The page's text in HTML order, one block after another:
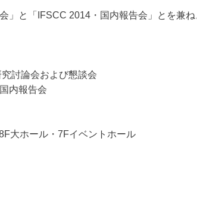
」と「IFSCC 2014・国内報告会」とを兼
討論会および懇談会
内報告会
大ホール・7Fイベントホール